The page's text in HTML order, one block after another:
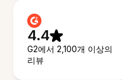
4.4
G2에서 2,100개 이상의
리뷰